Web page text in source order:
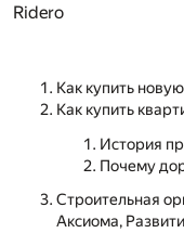
Ridero
Как купить
Как купить
История
Почему
Строительная
Аксиома,